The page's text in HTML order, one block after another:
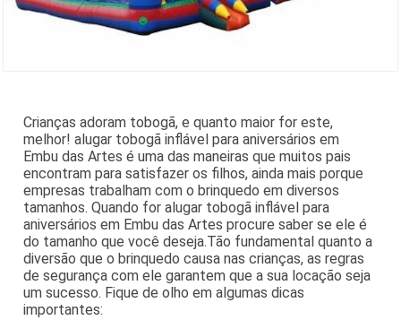
Crianças adoram tobogã, e quanto maior for este,
melhor! alugar tobogã inflável para aniversários em
Embu das Artes é uma das maneiras que muitos pais
encontram para satisfazer os filhos, ainda mais porque
empresas trabalham com o brinquedo em diversos
tamanhos. Quando for alugar tobogã inflável para
aniversários em Embu das Artes procure saber se ele é
do tamanho que você deseja.Tão fundamental quanto a
diversão que o brinquedo causa nas crianças, as regras
de segurança com ele garantem que a sua locação seja
um sucesso. Fique de olho em algumas dicas
importantes: